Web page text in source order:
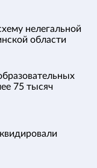
нелегальной
области
75 тысяч